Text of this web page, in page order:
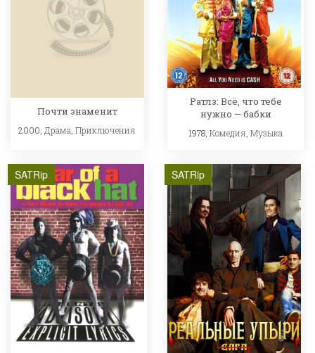
Почти знаменит
2000, Драма ,Приключения
Ратлз: Всё, что тебе
нужно — бабки
1978,Комедия ,Музыка
SATRip SATRip